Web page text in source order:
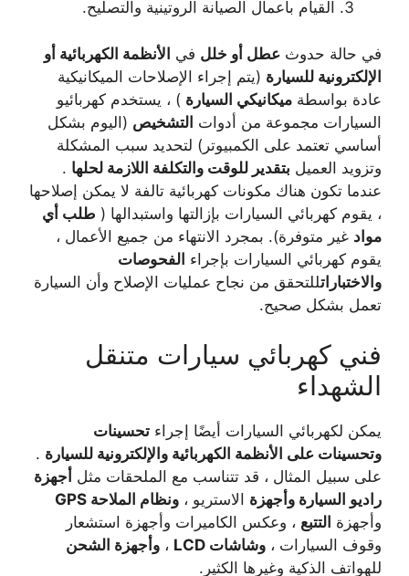
القيام بأعمال الصيانة الروتينية والتصليح.
في حالة حدوث عطل أو خلل في الأنظمة الكهربائية أو
الإلكترونية للسيارة (يتم إجراء الإصلاحات الميكانيكية
عادة بواسطة ميكانيكي السيارة ) ، يستخدم كهربائيو
السيارات مجموعة من أدوات التشخيص (اليوم بشكل
أساسي تعتمد على الكمبيوتر) لتحديد سبب المشكلة
وتزويد العميل بتقدير للوقت والتكلفة اللازمة لحلها .
عندما تكون هناك مكونات كهربائية تالفة لا يمكن إصلاحها
، يقوم كهربائي السيارات بإزالتها واستبدالها ( طلب أي
مواد غير متوفرة). بمجرد الانتهاء من جميع الأعمال ،
يقوم كهربائي السيارات بإجراء الفحوصات
والاختباراتللتحقق من نجاح عمليات الإصلاح وأن السيارة
تعمل بشكل صحيح.
فني كهربائي سيارات متنقل
الشهداء
يمكن لكهربائي السيارات أيضًا إجراء تحسينات
وتحسينات على الأنظمة الكهربائية والإلكترونية للسيارة .
على سبيل المثال ، قد تتناسب مع الملحقات مثل أجهزة
راديو السيارة وأجهزة الاستريو ، ونظام الملاحة GPS
وأجهزة التتبع ، وعكس الكاميرات وأجهزة استشعار
وقوف السيارات ، وشاشات LCD ، وأجهزة الشحن
للهواتف الذكية وغيرها الكثير.